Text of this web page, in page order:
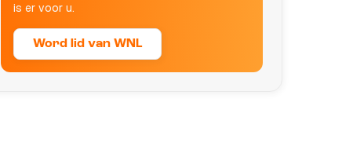
is er voor u.
Word lid van WNL